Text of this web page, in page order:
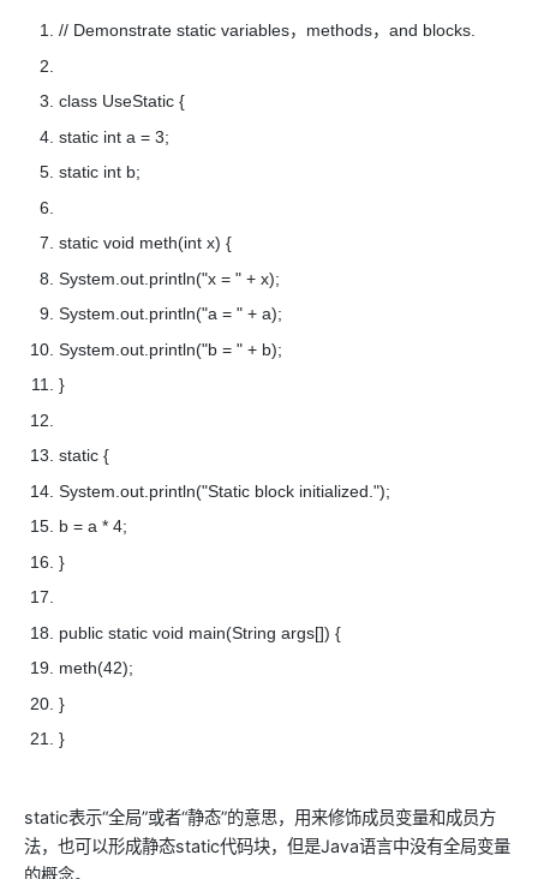
// Demonstrate static variables，methods，and blocks.
class UseStatic {
static int a = 3;
static int b;
static void meth(int x) {
System.out.println("x = " + x);
System.out.println("a = " + a);
System.out.println("b = " + b);
}
static {
System.out.println("Static block initialized.");
b = a * 4;
}
public static void main(String args[]) {
meth(42);
}
}
static表示“全局”或者“静态”的意思，用来修饰成员变量和成员方
法，也可以形成静态static代码块，但是Java语言中没有全局变量
的概念。